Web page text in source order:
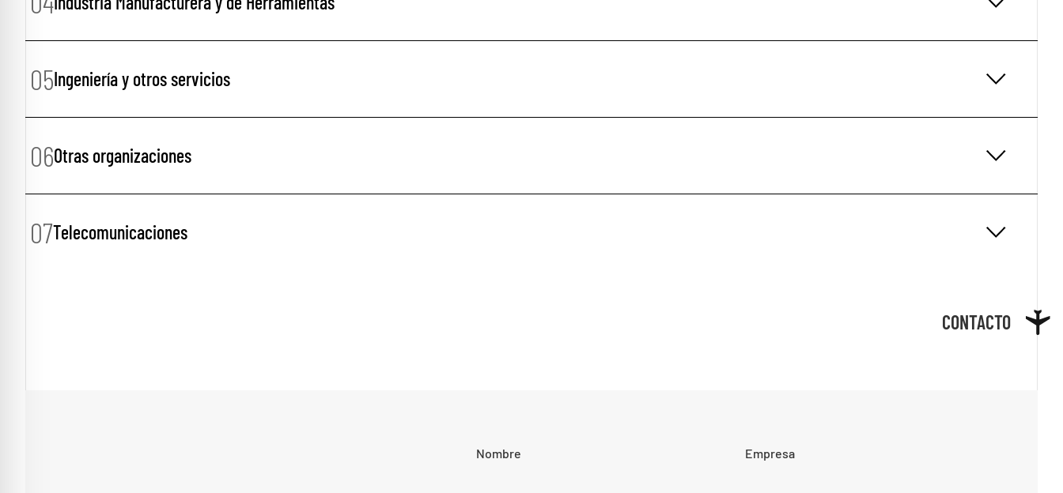
05Ingeniería y otros servicios
06Otras organizaciones
07Telecomunicaciones
CONTACTO
Nombre Empresa